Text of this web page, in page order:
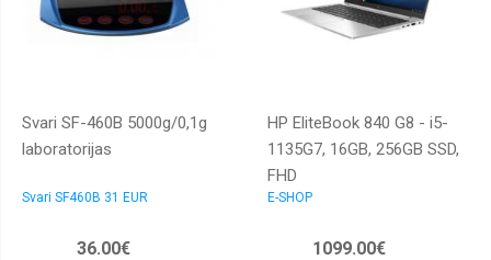
Svari SF-460B 5000g/0,1g
laboratorijas
Svari SF460B 31 EUR
36.00€
HP EliteBook 840 G8 - i5-
1135G7, 16GB, 256GB SSD,
FHD
E-SHOP
1099.00€